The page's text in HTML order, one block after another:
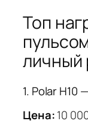
Топ
личный
1. Polar H10
Цена:10